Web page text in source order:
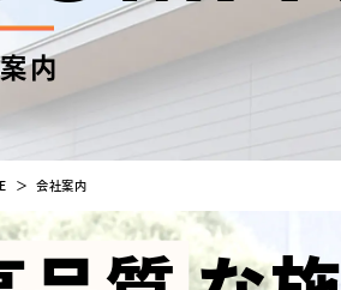
内
会社案内